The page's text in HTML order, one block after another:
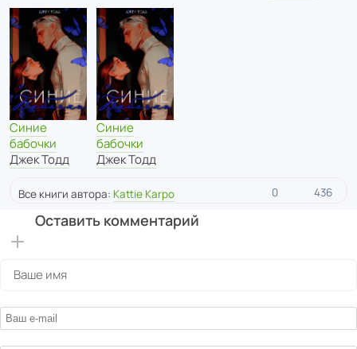
Синие
бабочки
Джек Тодд
Синие
бабочки
Джек Тодд
Все книги автора: Kattie Karpo 0 436
Оставить комментарий